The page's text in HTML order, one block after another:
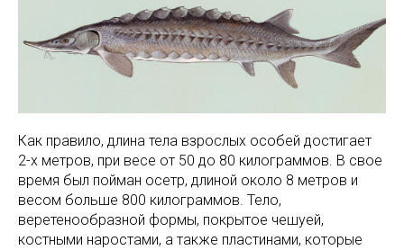
Как правило, длина тела взрослых особей достигает
2-х метров, при весе от 50 до 80 килограммов. В свое
время был пойман осетр, длиной около 8 метров и
весом больше 800 килограммов. Тело,
веретенообразной формы, покрытое чешуей,
костными наростами, а также пластинами, которые